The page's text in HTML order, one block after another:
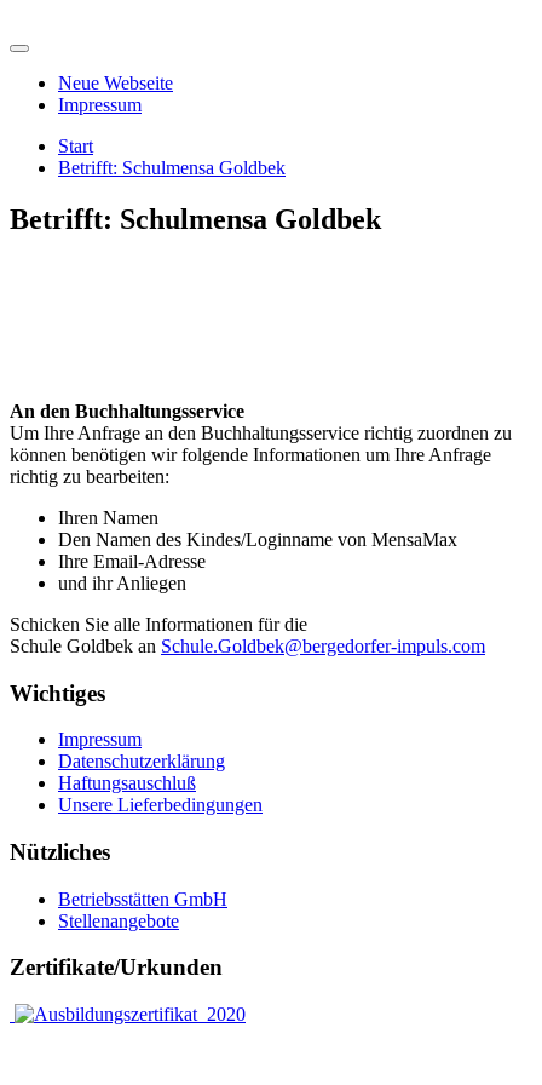
Inhalt
Neue Webseite
Impressum
Start
Betrifft: Schulmensa Goldbek
Betrifft: Schulmensa Goldbek
An den Buchhaltungsservice
Um Ihre Anfrage an den Buchhaltungsservice richtig zuordnen zu
können benötigen wir folgende Informationen um Ihre Anfrage
richtig zu bearbeiten:
Ihren Namen
Den Namen des Kindes/Loginname von MensaMax
Ihre Email-Adresse
und ihr Anliegen
Schicken Sie alle Informationen für die
Schule Goldbek an Schule.Goldbek@bergedorfer-impuls.com
Wichtiges
Impressum
Datenschutzerklärung
Haftungsauschluß
Unsere Lieferbedingungen
Nützliches
Betriebsstätten GmbH
Stellenangebote
Zertifikate/Urkunden